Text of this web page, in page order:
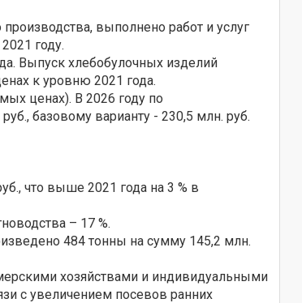
выполнено работ и услуг
году.
Выпуск хлебобулочных изделий
к уровню 2021 года.
ценах). В 2026 году по
базовому варианту - 230,5 млн. руб.
что выше 2021 года на 3 % в
– 17 %.
484 тонны на сумму 145,2 млн.
хозяйствами и индивидуальными
с увеличением посевов ранних